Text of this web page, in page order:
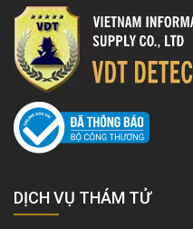
DỊCH VỤ THÁM TỬ